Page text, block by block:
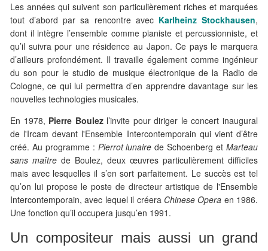
Les années qui suivent son particulièrement riches et marquées
tout d’abord par sa rencontre avec Karlheinz Stockhausen,
dont il intègre l’ensemble comme pianiste et percussionniste, et
qu’il suivra pour une résidence au Japon. Ce pays le marquera
d’ailleurs profondément. Il travaille également comme ingénieur
du son pour le studio de musique électronique de la Radio de
Cologne, ce qui lui permettra d’en apprendre davantage sur les
nouvelles technologies musicales.
En 1978, Pierre Boulezl’invite pour diriger le concert inaugural
de l'Ircam devant l'Ensemble Intercontemporain qui vient d’être
créé. Au programme : Pierrot lunaire de Schoenberg etMarteau
sans maître de Boulez, deux œuvres particulièrement difficiles
mais avec lesquelles il s’en sort parfaitement. Le succès est tel
qu’on lui propose le poste de directeur artistique de l'Ensemble
Intercontemporain, avec lequel il créera Chinese Opera en 1986.
Une fonction qu’il occupera jusqu’en 1991.
Un compositeur mais aussi un grand